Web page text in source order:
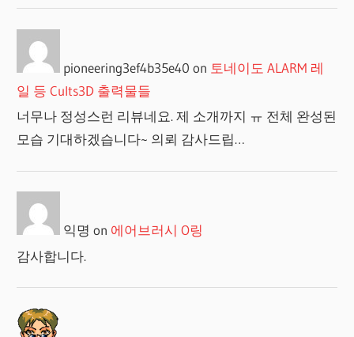
pioneering3ef4b35e40 on 토네이도 ALARM 레
일 등 Cults3D 출력물들
너무나 정성스런 리뷰네요. 제 소개까지 ㅠ 전체 완성된
모습 기대하겠습니다~ 의뢰 감사드립…
익명 on 에어브러시 O링
감사합니다.